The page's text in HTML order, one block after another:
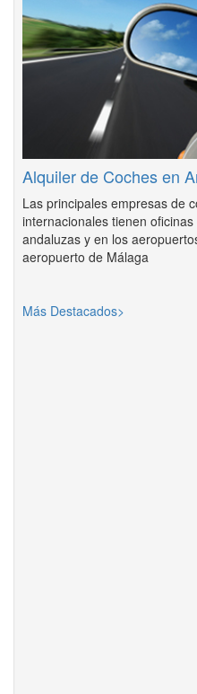
Alquiler de Coches en
Las principales empresas de
internacionales tienen
andaluzas y en los
aeropuerto de Málaga
Más Destacados>